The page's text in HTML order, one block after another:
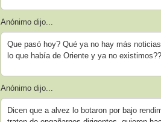
Anónimo dijo...
Que pasó hoy? Qué ya no hay más
lo que había de Oriente y ya no
Anónimo dijo...
Dicen que a alvez lo botaron por bajo